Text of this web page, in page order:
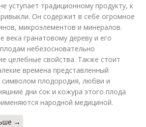
уступает традиционному продукту, к
Он содержит в себе огромное
микроэлементов и минералов.
века гранатовому дереву и его
небезосновательно
целебные свойства. Также стоит
времена представленный
символом плодородия, любви и
дни сок и кожура этого плода
народной медициной.
→